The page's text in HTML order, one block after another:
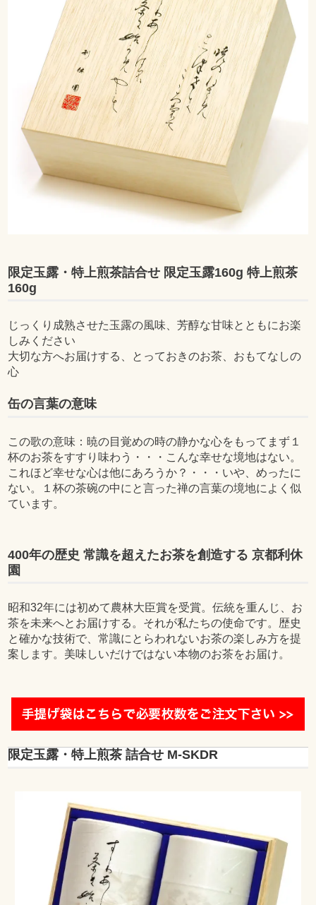
限定玉露・特上煎茶詰合せ 限定玉露160g 特上煎茶
160g
じっくり成熟させた玉露の風味、芳醇な甘味とともにお楽
しみください
大切な方へお届けする、とっておきのお茶、おもてなしの
心
缶の言葉の意味
この歌の意味：暁の目覚めの時の静かな心をもってまず１
杯のお茶をすすり味わう・・・こんな幸せな境地はない。
これほど幸せな心は他にあろうか？・・・いや、めったに
ない。１杯の茶碗の中にと言った禅の言葉の境地によく似
ています。
400年の歴史 常識を超えたお茶を創造する 京都利休
園
昭和32年には初めて農林大臣賞を受賞。伝統を重んじ、お
茶を未来へとお届けする。それが私たちの使命です。歴史
と確かな技術で、常識にとらわれないお茶の楽しみ方を提
案します。美味しいだけではない本物のお茶をお届け。
限定玉露・特上煎茶 詰合せ M-SKDR